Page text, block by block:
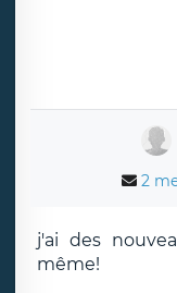
2
j'ai des
même!